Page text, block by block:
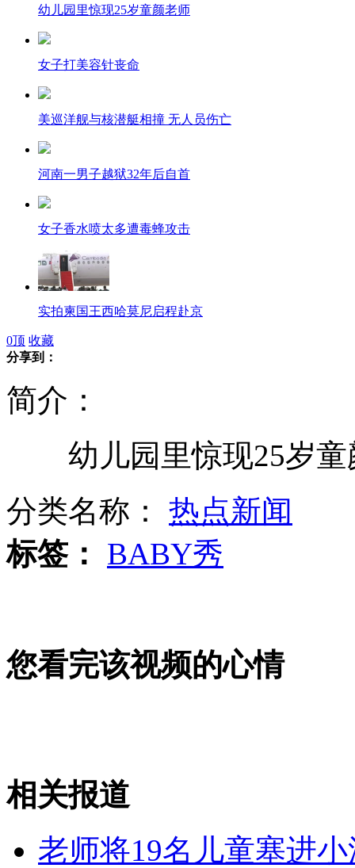
幼儿园里惊现25岁童颜老师
女子打美容针丧命
美巡洋舰与核潜艇相撞 无人员伤亡
河南一男子越狱32年后自首
女子香水喷太多遭毒蜂攻击
实拍柬国王西哈莫尼启程赴京
路遇飞车抢夺 哥俩奋力擒贼
网上恋爱还裸聊 私奔不成曝裸照
女孩北京地铁殴打老人 痛下狠手拳打脚踢
外交部：反对强权政治霸凌主义
0顶 收藏
分享到：
简介：
幼儿园里惊现25岁童
分类名称： 热点新闻
标签：
BABY秀
您看完该视频的心情
相关报道
老师将19名儿童塞进